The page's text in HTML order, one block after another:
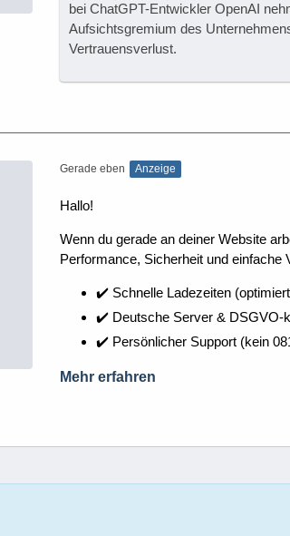
bei ChatGPT-Entwickler OpenAI
Aufsichtsgremium des
Vertrauensverlust.
Gerade eben Anzeige
Hallo!
Wenn du gerade an deiner Website
Performance, Sicherheit und einfache
✔️ Schnelle Ladezeiten
✔️ Deutsche Server & DSGVO-
✔️ Persönlicher Support (kein
Mehr erfahren